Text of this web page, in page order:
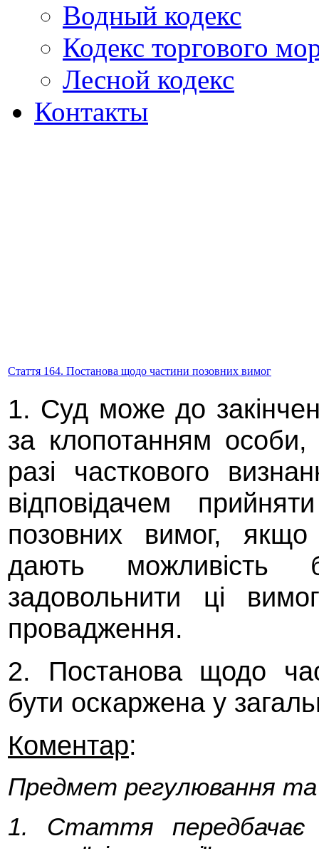
Водный кодекс
Кодекс торгового
Лесной кодекс
Контакты
Стаття 164. Постанова щодо частини позовних вимог
1. Суд може до
за клопотанням
разі часткового
відповідачем
позовних вимог,
дають
задовольнити ці
провадження.
2. Постанова щодо
бути оскаржена у
Коментар:
Предмет регулювання та
1. Стаття передбачає